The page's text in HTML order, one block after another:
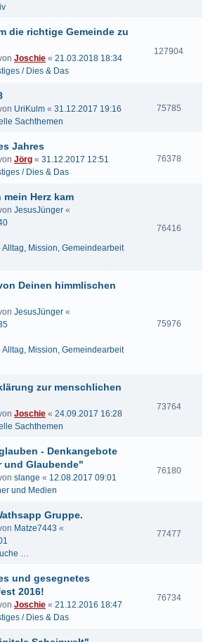
die richtige Gemeinde zu
Joschie « 21.03.2018 18:34
/ Dies & Das
127904
UriKulm « 31.12.2017 19:16
Sachthemen
75785
Jahres
Jörg « 31.12.2017 12:51
/ Dies & Das
76378
Herz kam
JesusJünger «
Alltag, Mission, Gemeindearbeit
76416
Deinen himmlischen
JesusJünger «
Alltag, Mission, Gemeindearbeit
75976
zur menschlichen
Joschie « 24.09.2017 16:28
Sachthemen
73764
- Denkangebote
und Glaubende"
slange « 12.08.2017 09:01
und Medien
76180
Gruppe.
Matze7443 «
…
77477
und gesegnetes
2016!
Joschie « 21.12.2016 18:47
/ Dies & Das
76734